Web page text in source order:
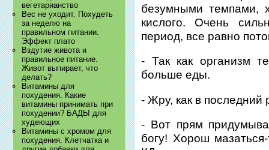
вегетарианство
Вес не уходит. Похудеть
за неделю на
правильном питании.
Эффект плато
Вздутие живота и
правильное питание.
Живот выпирает, что
делать?
Витамины для
похудения. Какие
витамины принимать при
похудении? БАДЫ для
худеющих
Витамины с хромом для
похудения. Клетчатка и
безумными темпами,
кислого. Очень
период, все равно
- Так как организм
больше еды.
- Жру, как в последний
- Вот прям
богу! Хорош